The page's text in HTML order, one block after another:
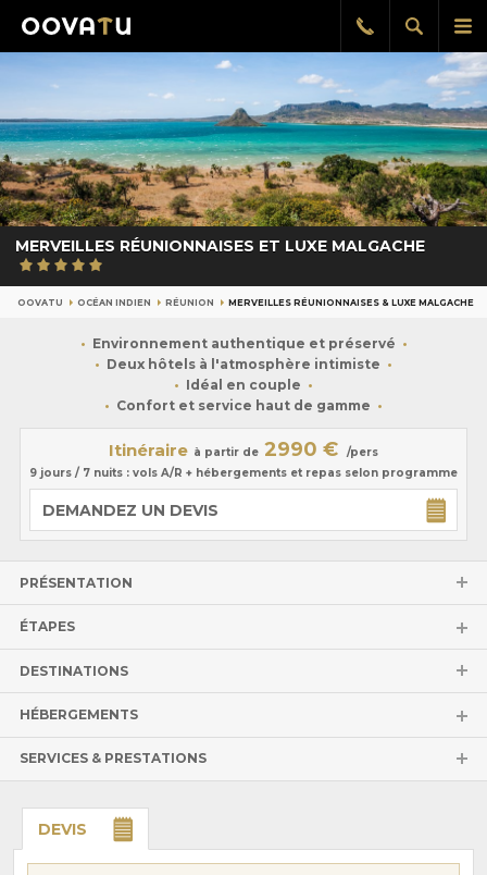
le
Afficher
la
Rappel
gratuit
MERVEILLES RÉUNIONNAISES ET LUXE MALGACHE
OOVATU OCÉAN INDIEN RÉUNION MERVEILLES RÉUNIONNAISES & LUXE MALGACHE
Environnement authentique et préservé
Deux hôtels à l'atmosphère intimiste
Idéal en couple
Confort et service haut de gamme
Itinéraire à partir de 2990 €
/pers
9 jours / 7 nuits : vols A/R + hébergements et repas selon programme
DEMANDEZ UN DEVIS
PRÉSENTATION
ÉTAPES
DESTINATIONS
HÉBERGEMENTS
SERVICES & PRESTATIONS
DEVIS